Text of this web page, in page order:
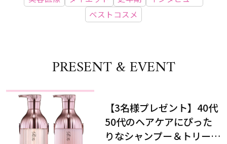
ベストコスメ
PRESENT & EVENT
【3名様プレゼント】40代
50代のヘアケアにぴった
りなシャンプー＆トリート